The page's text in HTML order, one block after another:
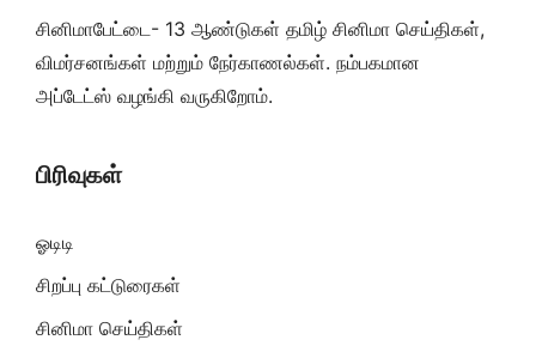
சினிமாபேட்டை- 13 ஆண்டுகள் தமிழ் சினிமா செய்திகள்,
விமர்சனங்கள் மற்றும் நேர்காணல்கள். நம்பகமான
அப்டேட்ஸ் வழங்கி வருகிறோம்.
பிரிவுகள்
ஓடிடி
சிறப்பு கட்டுரைகள்
சினிமா செய்திகள்